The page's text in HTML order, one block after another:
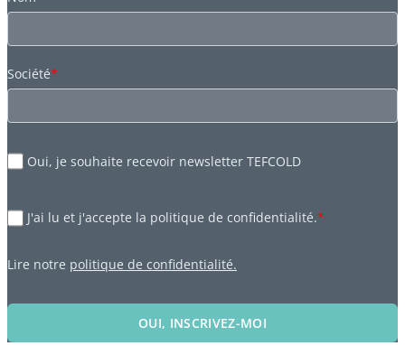
Société*
Oui, je souhaite recevoir newsletter TEFCOLD
J'ai lu et j'accepte la politique de confidentialité.*
Lire notre politique de confidentialité.
OUI, INSCRIVEZ-MOI